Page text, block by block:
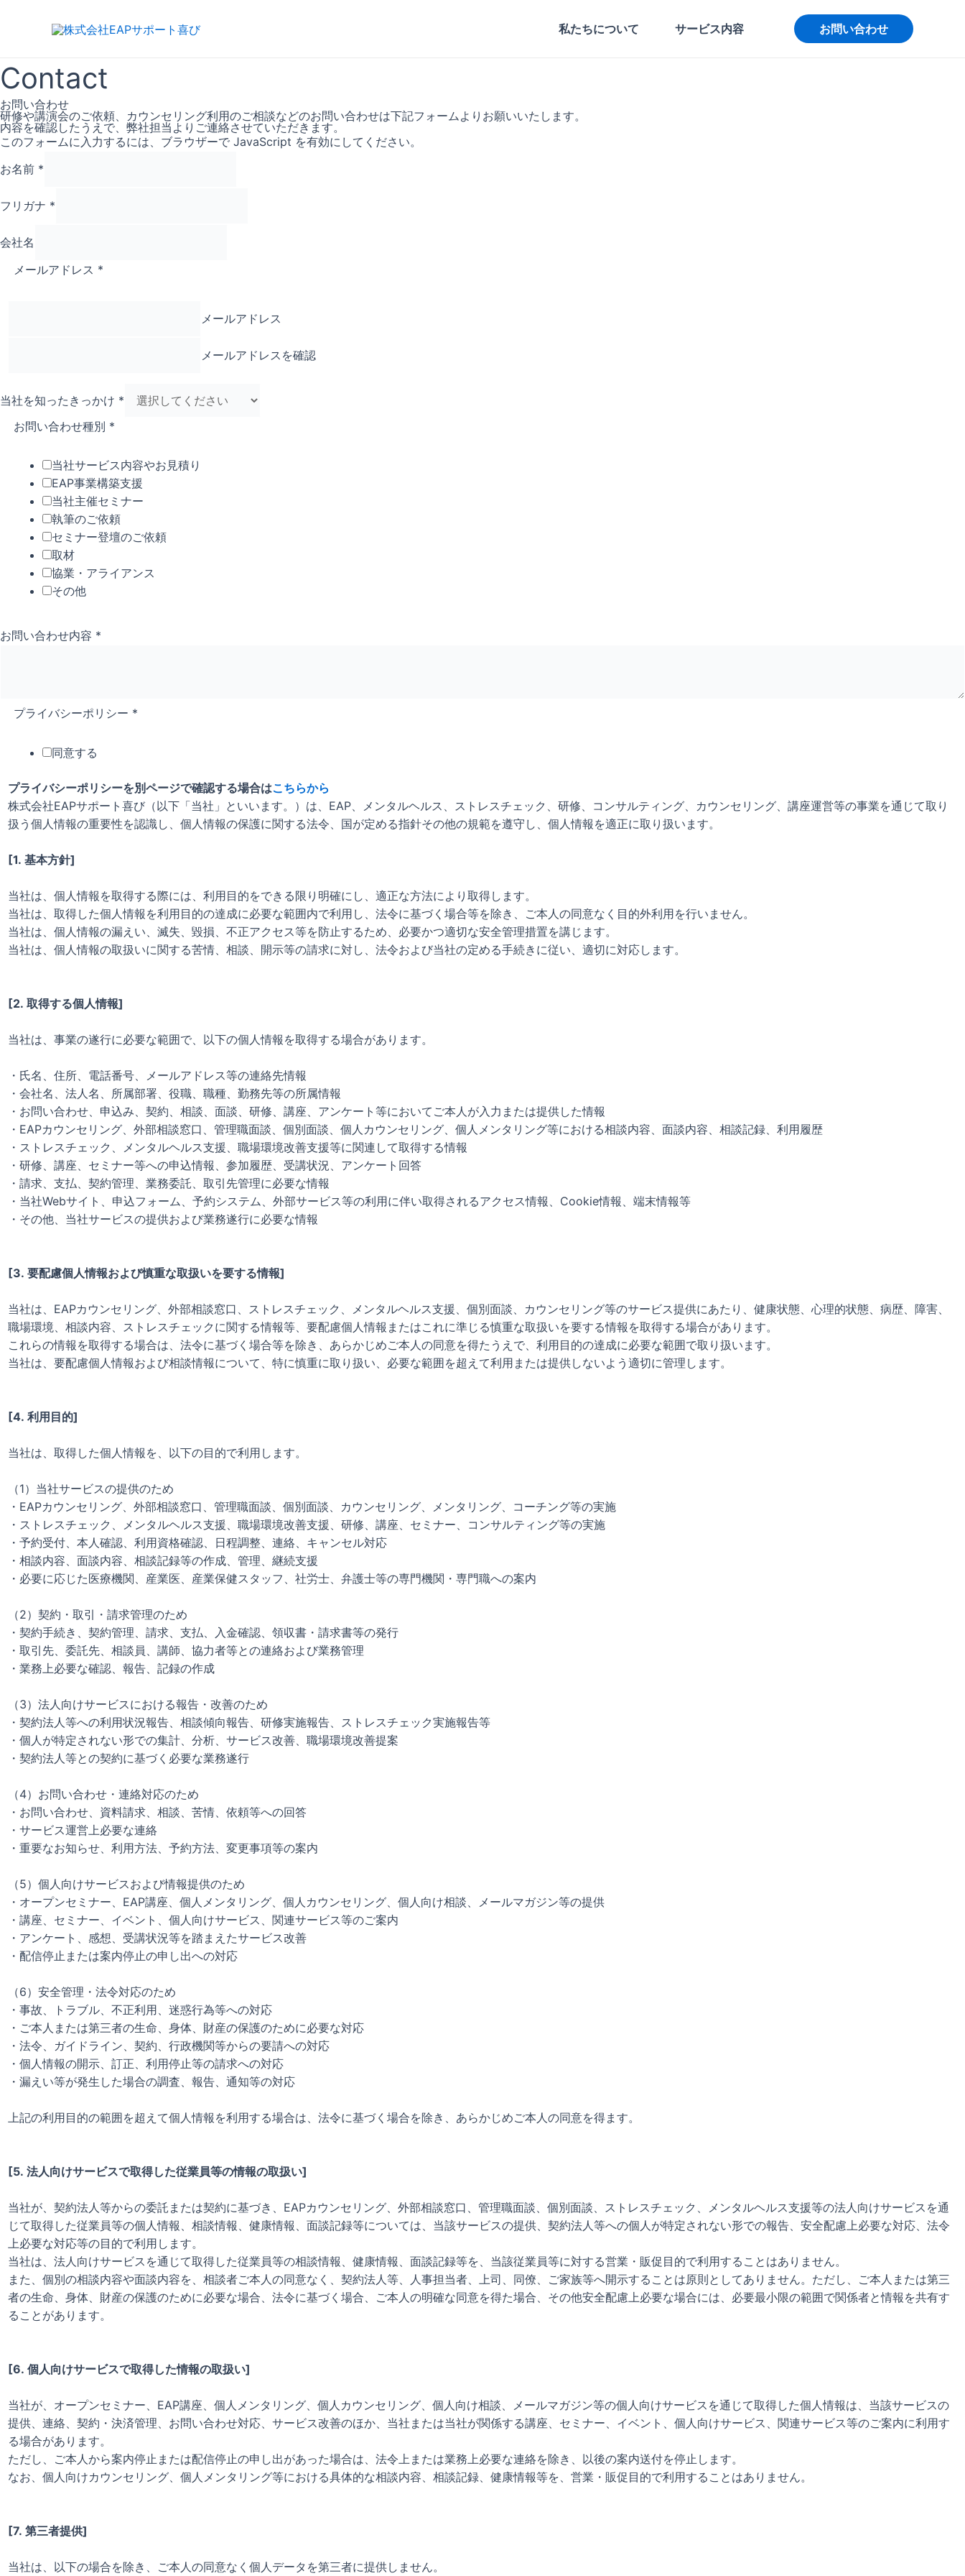
キ
ッ
プ
私たちについて サービス内容 お問い合わせ
Contact
お問い合わせ
研修や講演会のご依頼、カウンセリング利用のご相談などのお問い合わせは下記フォームよりお願いいたします。
内容を確認したうえで、弊社担当よりご連絡させていただきます。
このフォームに入力するには、ブラウザーで JavaScript を有効にしてください。
お名前 *
フリガナ *
会社名
メールアドレス *
メールアドレス
メールアドレスを確認
当社を知ったきっかけ *
お問い合わせ種別 *
当社サービス内容やお見積り
EAP事業構築支援
当社主催セミナー
執筆のご依頼
セミナー登壇のご依頼
取材
協業・アライアンス
その他
お問い合わせ内容 *
プライバシーポリシー *
同意する
プライバシーポリシーを別ページで確認する場合はこちらから
株式会社EAPサポート喜び（以下「当社」といいます。）は、EAP、メンタルヘルス、ストレスチェック、研修、コンサルティング、カウンセリング、講座運営等の事業を通じて取り
扱う個人情報の重要性を認識し、個人情報の保護に関する法令、国が定める指針その他の規範を遵守し、個人情報を適正に取り扱います。
[1. 基本方針]
当社は、個人情報を取得する際には、利用目的をできる限り明確にし、適正な方法により取得します。
当社は、取得した個人情報を利用目的の達成に必要な範囲内で利用し、法令に基づく場合等を除き、ご本人の同意なく目的外利用を行いません。
当社は、個人情報の漏えい、滅失、毀損、不正アクセス等を防止するため、必要かつ適切な安全管理措置を講じます。
当社は、個人情報の取扱いに関する苦情、相談、開示等の請求に対し、法令および当社の定める手続きに従い、適切に対応します。
[2. 取得する個人情報]
当社は、事業の遂行に必要な範囲で、以下の個人情報を取得する場合があります。
・氏名、住所、電話番号、メールアドレス等の連絡先情報
・会社名、法人名、所属部署、役職、職種、勤務先等の所属情報
・お問い合わせ、申込み、契約、相談、面談、研修、講座、アンケート等においてご本人が入力または提供した情報
・EAPカウンセリング、外部相談窓口、管理職面談、個別面談、個人カウンセリング、個人メンタリング等における相談内容、面談内容、相談記録、利用履歴
・ストレスチェック、メンタルヘルス支援、職場環境改善支援等に関連して取得する情報
・研修、講座、セミナー等への申込情報、参加履歴、受講状況、アンケート回答
・請求、支払、契約管理、業務委託、取引先管理に必要な情報
・当社Webサイト、申込フォーム、予約システム、外部サービス等の利用に伴い取得されるアクセス情報、Cookie情報、端末情報等
・その他、当社サービスの提供および業務遂行に必要な情報
[3. 要配慮個人情報および慎重な取扱いを要する情報]
当社は、EAPカウンセリング、外部相談窓口、ストレスチェック、メンタルヘルス支援、個別面談、カウンセリング等のサービス提供にあたり、健康状態、心理的状態、病歴、障害、
職場環境、相談内容、ストレスチェックに関する情報等、要配慮個人情報またはこれに準じる慎重な取扱いを要する情報を取得する場合があります。
これらの情報を取得する場合は、法令に基づく場合等を除き、あらかじめご本人の同意を得たうえで、利用目的の達成に必要な範囲で取り扱います。
当社は、要配慮個人情報および相談情報について、特に慎重に取り扱い、必要な範囲を超えて利用または提供しないよう適切に管理します。
[4. 利用目的]
当社は、取得した個人情報を、以下の目的で利用します。
（1）当社サービスの提供のため
・EAPカウンセリング、外部相談窓口、管理職面談、個別面談、カウンセリング、メンタリング、コーチング等の実施
・ストレスチェック、メンタルヘルス支援、職場環境改善支援、研修、講座、セミナー、コンサルティング等の実施
・予約受付、本人確認、利用資格確認、日程調整、連絡、キャンセル対応
・相談内容、面談内容、相談記録等の作成、管理、継続支援
・必要に応じた医療機関、産業医、産業保健スタッフ、社労士、弁護士等の専門機関・専門職への案内
（2）契約・取引・請求管理のため
・契約手続き、契約管理、請求、支払、入金確認、領収書・請求書等の発行
・取引先、委託先、相談員、講師、協力者等との連絡および業務管理
・業務上必要な確認、報告、記録の作成
（3）法人向けサービスにおける報告・改善のため
・契約法人等への利用状況報告、相談傾向報告、研修実施報告、ストレスチェック実施報告等
・個人が特定されない形での集計、分析、サービス改善、職場環境改善提案
・契約法人等との契約に基づく必要な業務遂行
（4）お問い合わせ・連絡対応のため
・お問い合わせ、資料請求、相談、苦情、依頼等への回答
・サービス運営上必要な連絡
・重要なお知らせ、利用方法、予約方法、変更事項等の案内
（5）個人向けサービスおよび情報提供のため
・オープンセミナー、EAP講座、個人メンタリング、個人カウンセリング、個人向け相談、メールマガジン等の提供
・講座、セミナー、イベント、個人向けサービス、関連サービス等のご案内
・アンケート、感想、受講状況等を踏まえたサービス改善
・配信停止または案内停止の申し出への対応
（6）安全管理・法令対応のため
・事故、トラブル、不正利用、迷惑行為等への対応
・ご本人または第三者の生命、身体、財産の保護のために必要な対応
・法令、ガイドライン、契約、行政機関等からの要請への対応
・個人情報の開示、訂正、利用停止等の請求への対応
・漏えい等が発生した場合の調査、報告、通知等の対応
上記の利用目的の範囲を超えて個人情報を利用する場合は、法令に基づく場合を除き、あらかじめご本人の同意を得ます。
[5. 法人向けサービスで取得した従業員等の情報の取扱い]
当社が、契約法人等からの委託または契約に基づき、EAPカウンセリング、外部相談窓口、管理職面談、個別面談、ストレスチェック、メンタルヘルス支援等の法人向けサービスを通
じて取得した従業員等の個人情報、相談情報、健康情報、面談記録等については、当該サービスの提供、契約法人等への個人が特定されない形での報告、安全配慮上必要な対応、法令
上必要な対応等の目的で利用します。
当社は、法人向けサービスを通じて取得した従業員等の相談情報、健康情報、面談記録等を、当該従業員等に対する営業・販促目的で利用することはありません。
また、個別の相談内容や面談内容を、相談者ご本人の同意なく、契約法人等、人事担当者、上司、同僚、ご家族等へ開示することは原則としてありません。ただし、ご本人または第三
者の生命、身体、財産の保護のために必要な場合、法令に基づく場合、ご本人の明確な同意を得た場合、その他安全配慮上必要な場合には、必要最小限の範囲で関係者と情報を共有す
ることがあります。
[6. 個人向けサービスで取得した情報の取扱い]
当社が、オープンセミナー、EAP講座、個人メンタリング、個人カウンセリング、個人向け相談、メールマガジン等の個人向けサービスを通じて取得した個人情報は、当該サービスの
提供、連絡、契約・決済管理、お問い合わせ対応、サービス改善のほか、当社または当社が関係する講座、セミナー、イベント、個人向けサービス、関連サービス等のご案内に利用す
る場合があります。
ただし、ご本人から案内停止または配信停止の申し出があった場合は、法令上または業務上必要な連絡を除き、以後の案内送付を停止します。
なお、個人向けカウンセリング、個人メンタリング等における具体的な相談内容、相談記録、健康情報等を、営業・販促目的で利用することはありません。
[7. 第三者提供]
当社は、以下の場合を除き、ご本人の同意なく個人データを第三者に提供しません。